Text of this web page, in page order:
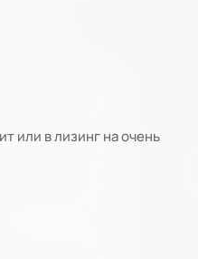
или в лизинг на очень